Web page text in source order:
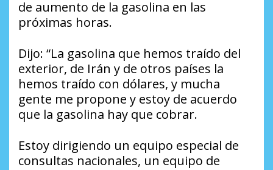
de aumento de la gasolina en las
próximas horas.
Dijo: “La gasolina que hemos traído del
exterior, de Irán y de otros países la
hemos traído con dólares, y mucha
gente me propone y estoy de acuerdo
que la gasolina hay que cobrar.
Estoy dirigiendo un equipo especial de
consultas nacionales, un equipo de